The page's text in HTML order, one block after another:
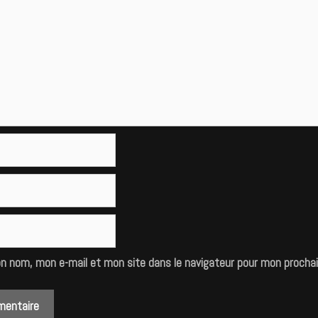
nom, mon e-mail et mon site dans le navigateur pour mon